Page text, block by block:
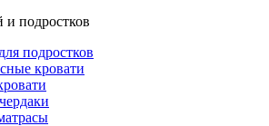
и подростков
подростков
кровати